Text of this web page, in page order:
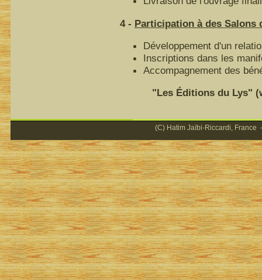
4 - Participation à des Salons
Développement d'un
Inscriptions dans les
Accompagnement des
"Les Éditions du Lys"
(C) Hatim Jaïbi-Riccardi, France